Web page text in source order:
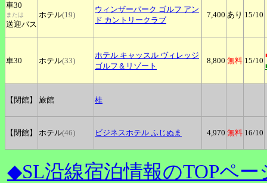
車30
または
送迎バス
ホテル(19)
ウィンザーパーク ゴルフ アン
ド カントリークラブ
7,400 あり 15/10
車30 ホテル(33)
ホテル キャッスル ヴィレッジ
ゴルフ＆リゾート
8,800 無料 15/10
【閉館】 旅館 桂
【閉館】 ホテル(46) ビジネスホテル ふじぬま 4,970 無料 16/10
◆SL沿線宿泊情報のTOPペー